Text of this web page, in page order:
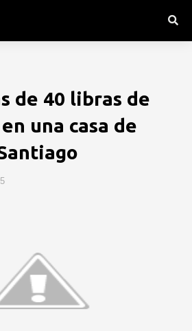
de 40 libras de
una casa de